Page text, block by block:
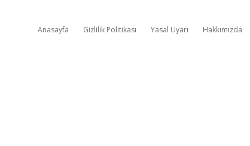
Anasayfa Gizlilik Politikası Yasal Uyarı Hakkımızda